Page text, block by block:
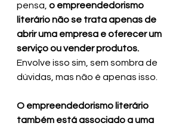
pensa, o empreendedorismo
literário não se trata apenas de
abrir uma empresa e oferecer um
serviço ou vender produtos.
Envolve isso sim, sem sombra de
dúvidas, mas não é apenas isso.
O empreendedorismo literário
também está associado a uma